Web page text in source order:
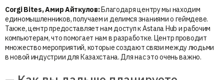
Corgi Bites, Амир Айткулов:Благодаря центру мы находим
единомышленников, получаем и делимся знаниями о геймдеве.
Также, центр предоставляет нам доступ к Astana Hub и рабочим
компьютерам, что помогает нам в разработке. Центр проводит
множество мероприятий, которые создают связи между людьми
в новой индустрии для Казахстана. Для нас это очень важно.